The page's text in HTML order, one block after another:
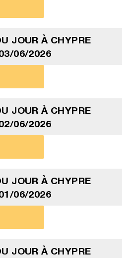
JOUR À CHYPRE
06/2026
JOUR À CHYPRE
06/2026
JOUR À CHYPRE
06/2026
JOUR À CHYPRE